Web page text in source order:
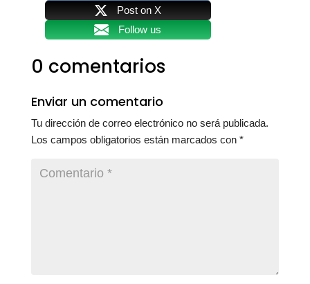
Post on X
Follow us
0 comentarios
Enviar un comentario
Tu dirección de correo electrónico no será publicada.
Los campos obligatorios están marcados con *